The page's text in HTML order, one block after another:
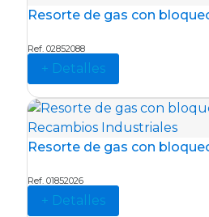
Resorte de gas con
+ Detalles
Ref. 02852088
Resorte de gas con
+ Detalles
Ref. 01852026